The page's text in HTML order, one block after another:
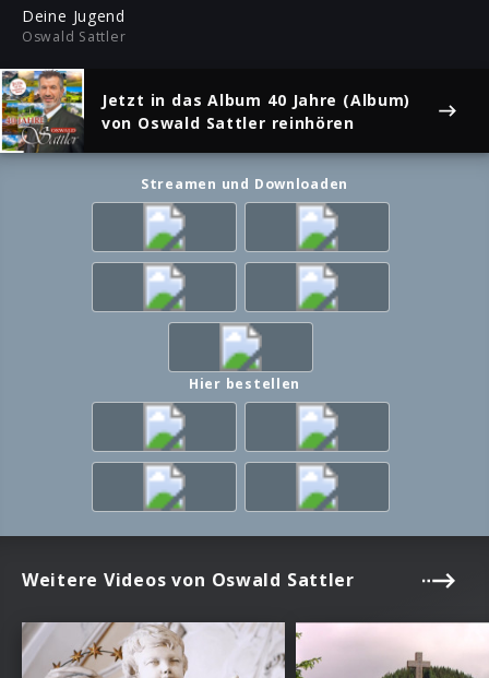
Deine Jugend
Oswald Sattler
Jetzt in das Album 40 Jahre (Album)
von Oswald Sattler reinhören
Streamen und Downloaden
Hier bestellen
Weitere Videos von Oswald Sattler